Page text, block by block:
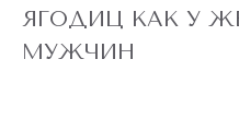
ЯГОДИЦ КАК У
МУЖЧИН